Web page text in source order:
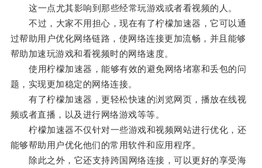
这一点尤其影响到那些经常玩游戏或者看视频的人。
不过，大家不用担心，现在有了柠檬加速器，它可以通
过帮助用户优化网络链路，使网络连接更加流畅，并且能够
帮助加速玩游戏和看视频时的网络速度。
使用柠檬加速器，能够有效的避免网络堵塞和丢包的问
题，实现更加稳定的网络连接。
有了柠檬加速器，更轻松快速的浏览网页，播放在线视
频或者直播，以及进行网络游戏等等。
柠檬加速器不仅针对一些游戏和视频网站进行优化，还
能够帮助用户优化他们的常用软件和应用程序。
除此之外，它还支持跨国网络连接，可以更好的享受海